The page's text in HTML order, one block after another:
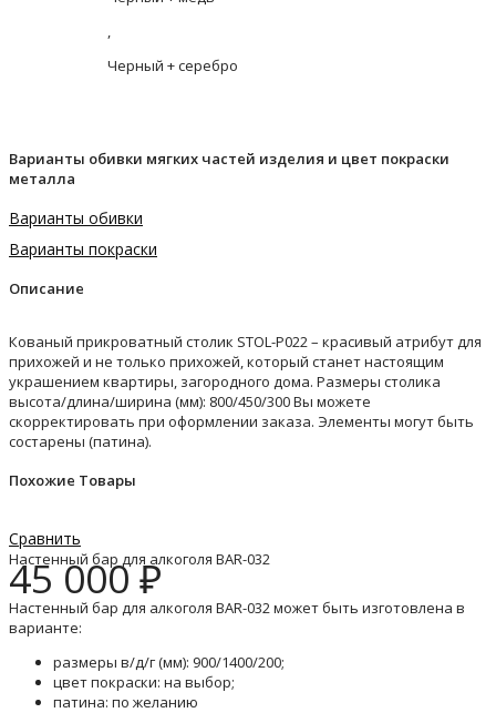
,
Черный + серебро
Варианты обивки мягких частей изделия и цвет покраски
металла
Варианты обивки
Варианты покраски
Описание
Кованый прикроватный столик STOL-P022 – красивый атрибут для
прихожей и не только прихожей, который станет настоящим
украшением квартиры, загородного дома. Размеры столика
высота/длина/ширина (мм): 800/450/300 Вы можете
скорректировать при оформлении заказа. Элементы могут быть
состарены (патина).
Похожие Товары
Сравнить
Настенный бар для алкоголя BAR-032
45 000₽
Настенный бар для алкоголя BAR-032 может быть изготовлена в
варианте:
размеры в/д/г (мм): 900/1400/200;
цвет покраски: на выбор;
патина: по желанию